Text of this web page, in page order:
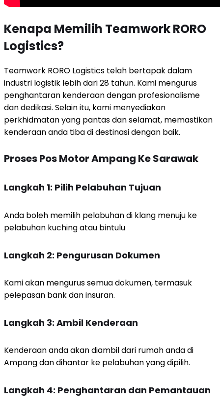
Kenapa Memilih Teamwork RORO
Logistics?
Teamwork RORO Logistics telah bertapak dalam
industri logistik lebih dari 28 tahun. Kami mengurus
penghantaran kenderaan dengan profesionalisme
dan dedikasi. Selain itu, kami menyediakan
perkhidmatan yang pantas dan selamat, memastikan
kenderaan anda tiba di destinasi dengan baik.
Proses Pos Motor Ampang Ke Sarawak
Langkah 1: Pilih Pelabuhan Tujuan
Anda boleh memilih pelabuhan di klang menuju ke
pelabuhan kuching atau bintulu
Langkah 2: Pengurusan Dokumen
Kami akan mengurus semua dokumen, termasuk
pelepasan bank dan insuran.
Langkah 3: Ambil Kenderaan
Kenderaan anda akan diambil dari rumah anda di
Ampang dan dihantar ke pelabuhan yang dipilih.
Langkah 4: Penghantaran dan Pemantauan